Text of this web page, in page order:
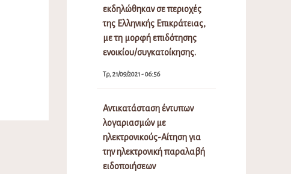
εκδηλώθηκαν σε περιοχές
της Ελληνικής Επικράτειας,
με τη μορφή επιδότησης
ενοικίου/συγκατοίκησης.
Τρ, 21/09/2021 - 06:56
Αντικατάσταση έντυπων
λογαριασμών με
ηλεκτρονικούς-Αίτηση για
την ηλεκτρονική παραλαβή
ειδοποιήσεων